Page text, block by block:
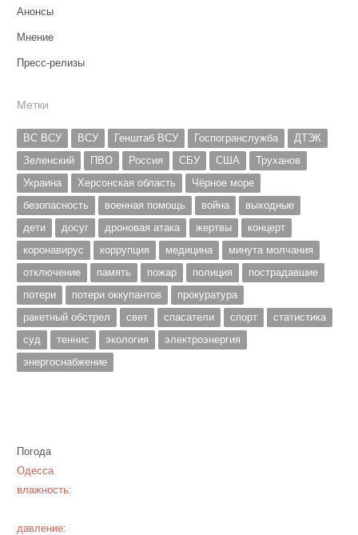
Анонсы
Мнение
Пресс-релизы
Метки
ВС ВСУ ВСУ Генштаб ВСУ Госпогранслужба
ДТЭК
Зеленский
ПВО Россия СБУ США
Труханов
Украина
Херсонская область
Чёрное море
безопасность
военная помощь война
выходные
дети
досуг дроновая атака жертвы
концерт
коронавирус
коррупция медицина
минута молчания
отключение
память пожар полиция
пострадавшие
потери
потери оккупантов
прокуратура
ракетный обстрел
свет спасатели спорт
статистика
суд
теннис экология
электроэнергия
энергоснабжение
Погода
Одесса
влажность:
давление: